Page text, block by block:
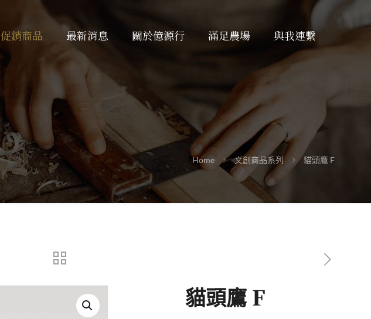
促銷商品 最新消息 關於億源行 滿足農場 與我連繫
Home 文創商品系列 貓頭鷹 F
貓頭鷹 F